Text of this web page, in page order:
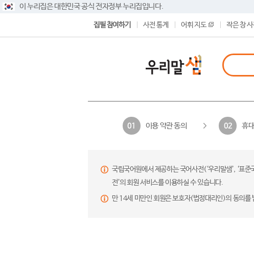
이 누리집은 대한민국 공식 전자정부 누리집입니다.
집필 참여하기 사전 통계 어휘 지도 작은 창
01 이용 약관 동의 02 휴
국립국어원에서 제공하는 국어사전(‘우리말샘’, ‘표
전’의 회원 서비스를 이용하실 수 있습니다.
만 14세 미만인 회원은 보호자(법정대리인)의 동의를